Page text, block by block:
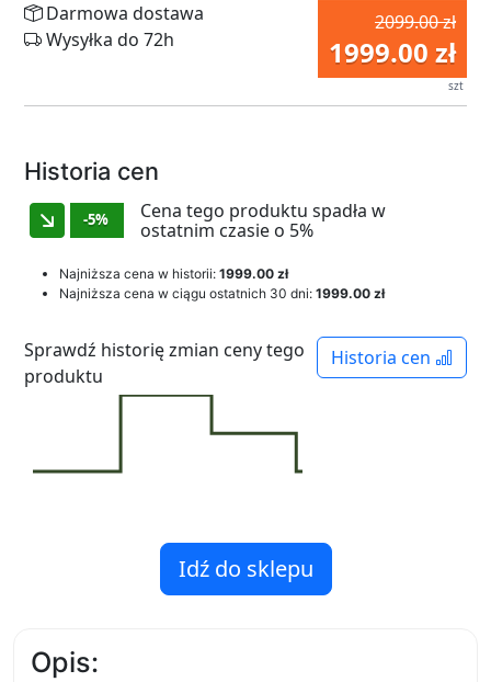
2099.00 zł
1999.00 zł
szt
Darmowa dostawa
Wysyłka do 72h
Historia cen
-5%
Cena tego produktu spadła w
ostatnim czasie o 5%
Najniższa cena w historii: 1999.00 zł
Najniższa cena w ciągu ostatnich 30 dni: 1999.00 zł
Historia cen
Sprawdź historię zmian ceny tego
produktu
Idź do sklepu
Opis: